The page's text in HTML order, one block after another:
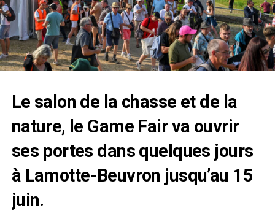
Le salon de la chasse et de la
nature, le Game Fairva ouvrir
ses portes dans quelques jours
à Lamotte-Beuvron jusqu’au 15
juin.